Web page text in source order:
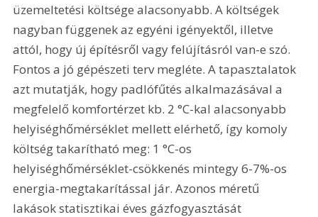
üzemeltetési költsége alacsonyabb. A költségek
nagyban függenek az egyéni igényektől, illetve
attól, hogy új építésről vagy felújításról van-e szó.
Fontos a jó gépészeti terv megléte. A tapasztalatok
azt mutatják, hogy padlófűtés alkalmazásával a
megfelelő komfortérzet kb. 2 °C-kal alacsonyabb
helyiséghőmérséklet mellett elérhető, így komoly
költség takarítható meg: 1 °C-os
helyiséghőmérséklet-csökkenés mintegy 6-7%-os
energia-megtakarítással jár. Azonos méretű
lakások statisztikai éves gázfogyasztását